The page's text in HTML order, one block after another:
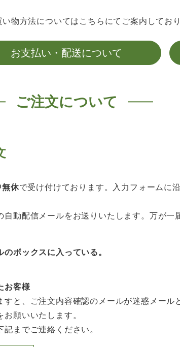
物方法については こちらにてご案内しており
お支払い・配送について
ご注文について
無休で受け付けております。入力フォームに
動配信メールをお送りいたします。万が一
ボックスに入っている。
お客様
と、ご注文内容確認のメールが迷惑メー
願いいたします。
までご連絡ください。